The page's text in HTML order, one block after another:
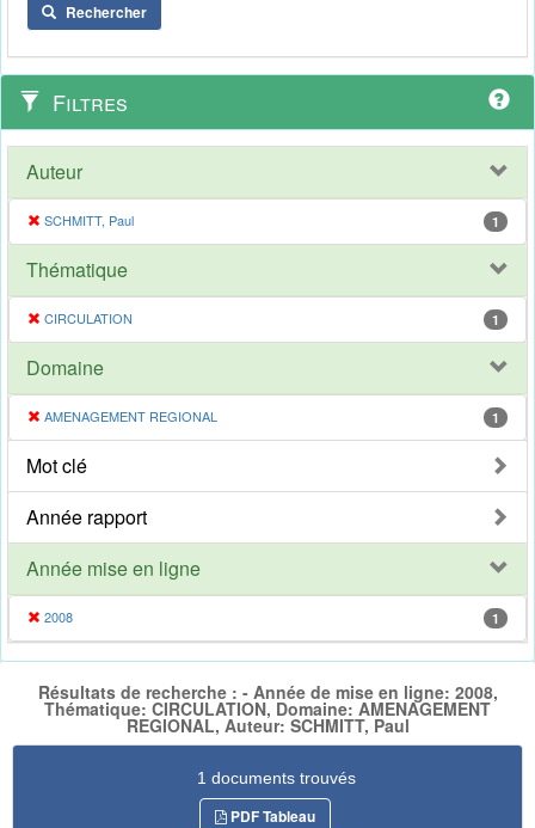
Rechercher
Filtres
Auteur
SCHMITT, Paul 1
Thématique
CIRCULATION 1
Domaine
AMENAGEMENT REGIONAL 1
Mot clé
Année rapport
Année mise en ligne
2008 1
Résultats de recherche : - Année de mise en ligne: 2008,
Thématique: CIRCULATION, Domaine: AMENAGEMENT
REGIONAL, Auteur: SCHMITT, Paul
1 documents trouvés
PDF Tableau